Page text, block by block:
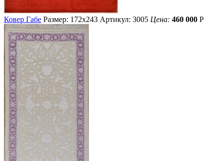
Ковер Габе Размер: 172х243 Артикул: 3005 Цена: 460 000 Р